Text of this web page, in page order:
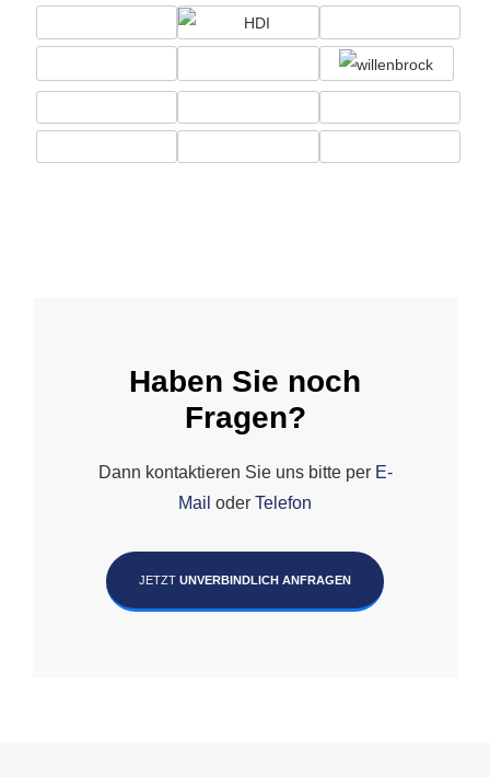
Haben Sie noch
Fragen?
Dann kontaktieren Sie uns bitte per E-
Mail oder Telefon
JETZT UNVERBINDLICH ANFRAGEN